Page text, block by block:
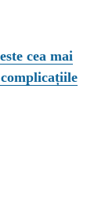
cea mai